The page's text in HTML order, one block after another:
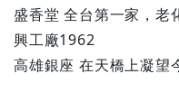
盛香堂 全台第一家，老
興工廠1962
高雄銀座 在天橋上凝望